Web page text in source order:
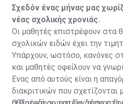
Σχεδόν ένας μήνας μας
νέας σχολικής χρονιάς.
Οι μαθητές επιστρέφουν στα
σχολικών ειδών έχει την
Υπάρχουν, ωστόσο, κανόνες
και μαθητές οφείλουν να
Ένας από αυτούς είναι η
διακριτικών που σχετίζονται